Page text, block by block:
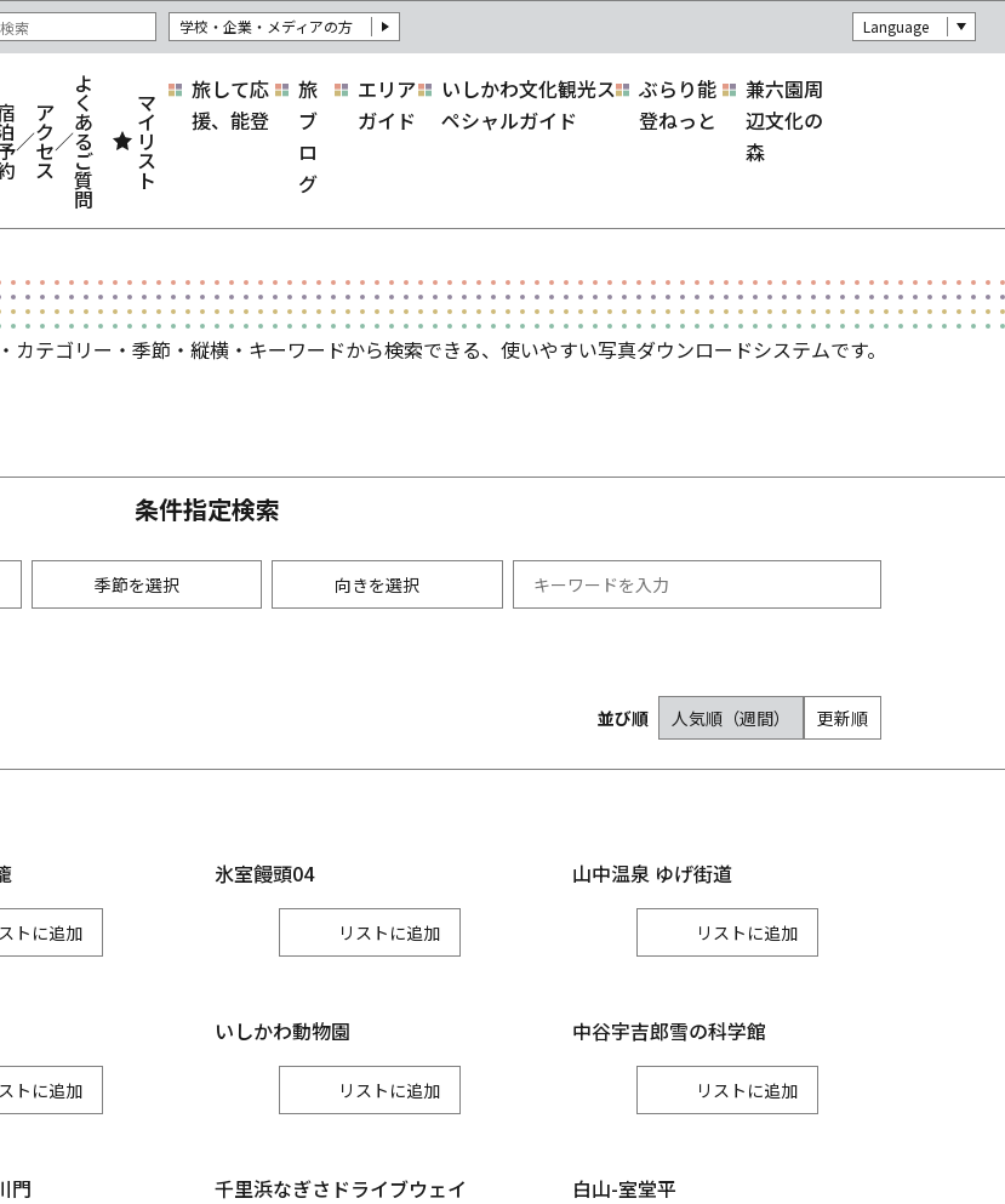
学校・企業・メディアの方 Language
ア
ク
セ
ス
よ
く
あ
る
ご
質
問
マ
イ
リ
ス
ト
旅して応
援、能登
旅
ブ
ロ
グ
エリア
ガイド
いしかわ文化観光ス
ペシャルガイド
ぶらり能
登ねっと
兼六園周
辺文化の
森
テゴリー・季節・縦横・キーワードから検索できる、使いやすい写真ダウンロードシステムです。
条件指定検索
季節を選択 向きを選択
志賀町
金沢市 かほく市 野々市市 内灘町
小松市 能美市
白山
11月 2月
並び順 人気順（週間） 更新順
ト
氷室饅頭04
リスト
山中温泉 ゆげ街道
リスト
ト
いしかわ動物園
リスト
中谷宇吉郎雪の科学館
リスト
門 千里浜なぎさドライブウェイ 白山-室堂平